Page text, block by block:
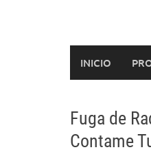
INICIO
Fuga de
Contame